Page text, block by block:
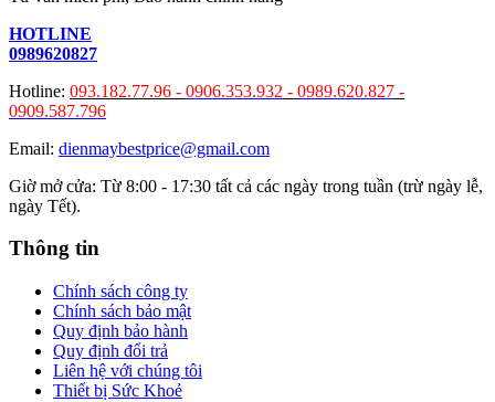
HOTLINE
0989620827
Hotline: 093.182.77.96 - 0906.353.932 - 0989.620.827 -
0909.587.796
Email: dienmaybestprice@gmail.com
Giờ mở cửa: Từ 8:00 - 17:30 tất cả các ngày trong tuần (trừ ngày lễ,
ngày Tết).
Thông tin
Chính sách công ty
Chính sách bảo mật
Quy định bảo hành
Quy định đổi trả
Liên hệ với chúng tôi
Thiết bị Sức Khoẻ